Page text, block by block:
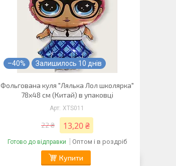
–40% Залишилось 10 днів
Фольгована куля "Лялька Лол школярка"
78х48 см (Китай) в упаковці
XTS011
22 ₴ 13,20 ₴
Готово до відправки Оптом і в роздріб
Купити